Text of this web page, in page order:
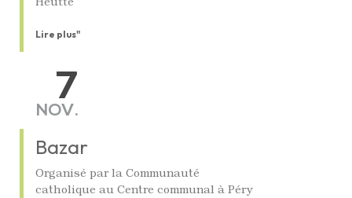
Lire plus"
7
NOV.
Bazar
Organisé par la Communauté
catholique au Centre communal à Péry